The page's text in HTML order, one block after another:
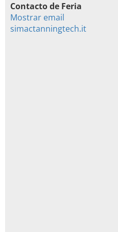
Contacto de Feria
Mostrar email
simactanningtech.it